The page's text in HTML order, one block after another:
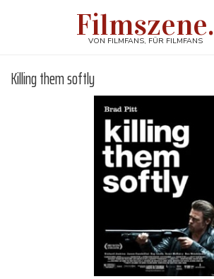
Filmszene.
VON FILMFANS, FÜR FILMFANS
Killing them softly